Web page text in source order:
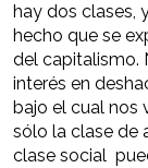
hay dos clases,
hecho que se
del capitalismo.
interés en
bajo el cual nos
sólo la clase de
clase social